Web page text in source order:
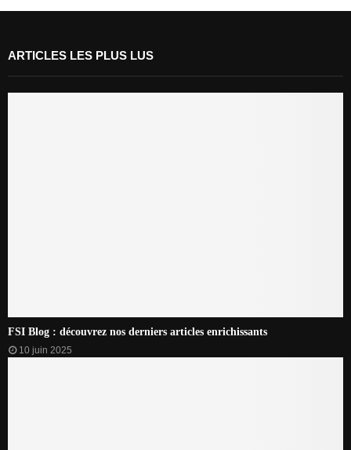
ARTICLES LES PLUS LUS
FSI Blog : découvrez nos derniers articles enrichissants
10 juin 2025